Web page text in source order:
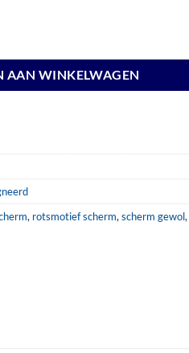
AAN WINKELWAGEN
, rotsmotief scherm, scherm gewol,